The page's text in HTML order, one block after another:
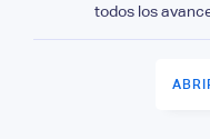
todos los